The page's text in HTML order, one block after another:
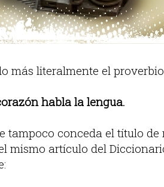
más literalmente el
habla la lengua.
tampoco conceda el título
mismo artículo del